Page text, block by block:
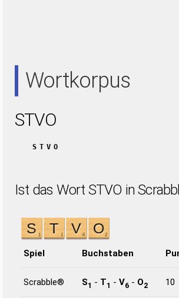
Wortkorpus
STVO
STVO
Ist das Wort STVO in
Spiel Buchstaben
Scrabble® S1 - T1 - V6 - O2 10